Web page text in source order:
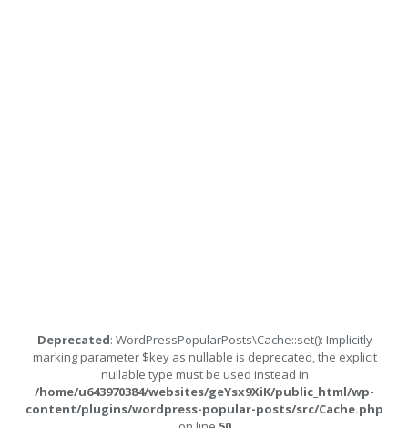
Deprecated: WordPressPopularPosts\Cache::set(): Implicitly
marking parameter $key as nullable is deprecated, the explicit
nullable type must be used instead in
/home/u643970384/websites/geYsx9XiK/public_html/wp-
content/plugins/wordpress-popular-posts/src/Cache.php